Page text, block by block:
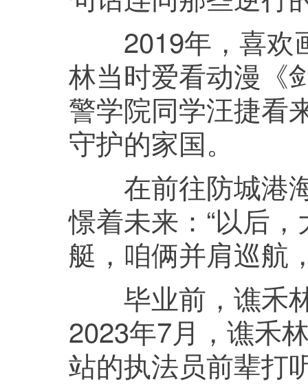
2019年，喜欢
林当时爱看动漫《
警学院同学汪捷看
守护的家国。
在前往防城港海
憬着未来：“以后
艇，咱俩并肩巡航
毕业前，谯禾林
2023年7月，谯禾
站的执法员前辈打